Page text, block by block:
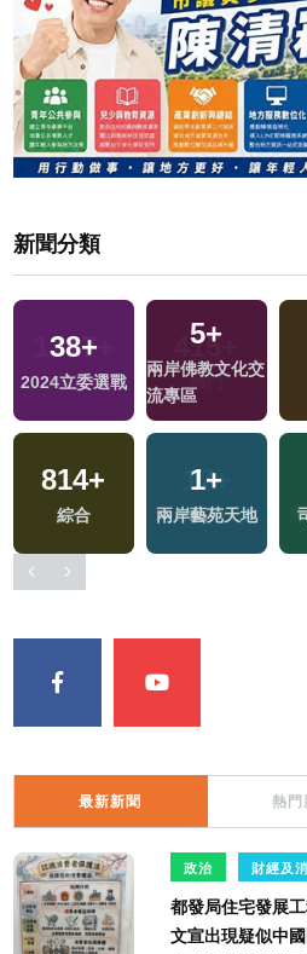
新聞分類
38+
2024立委選戰
5+
兩岸佛教文化交
流專區
814+
綜合
1+
兩岸藝苑天地
最新新聞 熱門
政治 財經及
都發局住宅發展
文宣出現疑似中